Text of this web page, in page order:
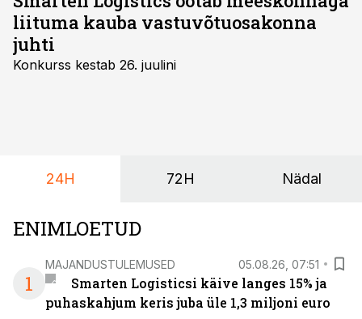
liituma kauba vastuvõtuosakonna
juhti
Konkurss kestab 26. juulini
24H 72H Nädal
ENIMLOETUD
1
MAJANDUSTULEMUSED 05.08.26, 07:51
Smarten Logisticsi käive langes 15% ja
puhaskahjum keris juba üle 1,3 miljoni euro